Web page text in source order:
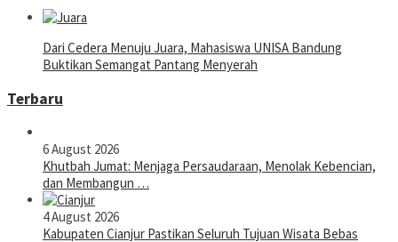
Dari Cedera Menuju Juara, Mahasiswa UNISA Bandung
Buktikan Semangat Pantang Menyerah
Terbaru
6 August 2026
Khutbah Jumat: Menjaga Persaudaraan, Menolak Kebencian,
dan Membangun …
4 August 2026
Kabupaten Cianjur Pastikan Seluruh Tujuan Wisata Bebas